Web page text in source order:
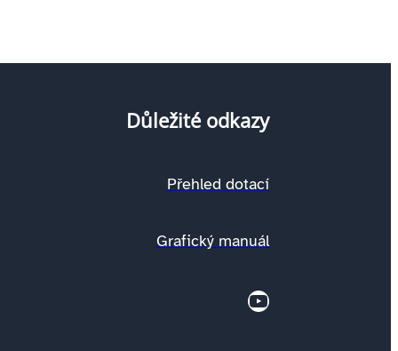
Důležité odkazy
Přehled dotací
Grafický manuál
YouTube